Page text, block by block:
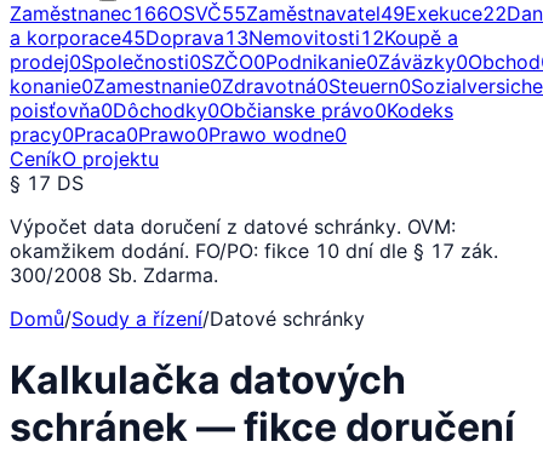
Zaměstnanec166OSVČ55Zaměstnavatel49Exekuce22
a korporace45Doprava13Nemovitosti12Koupě a
prodej0Společnosti0SZČO0Podnikanie0Záväzky0Obchod
konanie0Zamestnanie0Zdravotná0Steuern0
poisťovňa0Dôchodky0Občianske právo0Kodeks
pracy0Praca0Prawo0Prawo wodne0
CeníkO projektu
§ 17 DS
Výpočet data doručení z datové schránky. OVM:
okamžikem dodání. FO/PO: fikce 10 dní dle § 17 zák.
300/2008 Sb. Zdarma.
Domů/Soudy a řízení/Datové schránky
Kalkulačka datových
schránek — fikce doručení